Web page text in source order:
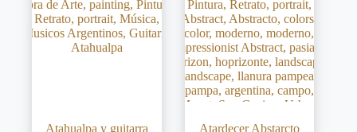
Atahualpa y guitarra
Atardecer Abstarcto